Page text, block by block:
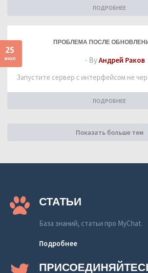
ПОДРОБНЕЕ
25
июл
ПРОБЛЕМА ПОСЛЕ
- ByАндрей Раков
Запустите сервер с интерфейсом не
ПОДРОБНЕЕ
Показать больше тем
СТАТЬИ
База знаний, статьи про MyChat.
Подробнее